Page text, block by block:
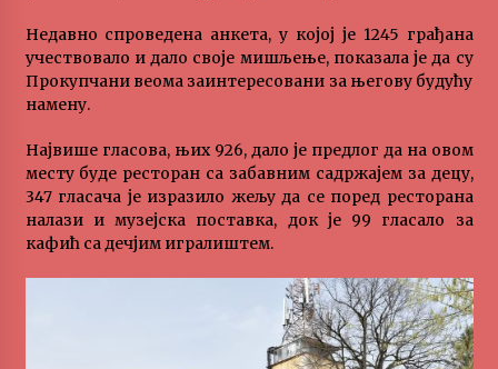
Povratak u kancelarije časopisa Runway u filmu
CINEPLEXX NIŠ BIOSKOP PROSLAVLJA ROĐENDAN
18. APRILA
4 months ago
Недавно спроведена анкета, у којој је 1245 грађана
учествовало и дало своје мишљење, показала је да су
Прокупчани веома заинтересовани за његову будућу
намену.
Највише гласова, њих 926, дало је предлог да на овом
месту буде ресторан са забавним садржајем за децу,
347 гласача је изразило жељу да се поред ресторана
налази и музејска поставка, док је 99 гласало за
кафић са дечјим игралиштем.